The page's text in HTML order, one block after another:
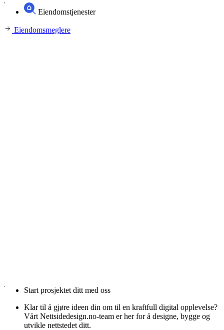
Eiendomstjenester
Eiendomsmeglere
Start prosjektet ditt med oss
Klar til å gjøre ideen din om til en kraftfull digital opplevelse?
Vårt Nettsidedesign.no-team er her for å designe, bygge og
utvikle nettstedet ditt.